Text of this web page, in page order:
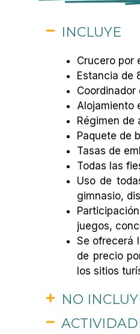
INCLUYE
Crucero por
Estancia de
Alojamiento
Régimen de
Paquete de
Tasas de
Todas las
Uso de
gimnasio,
juegos,
Se ofrecerá
de precio
los sitios
NO